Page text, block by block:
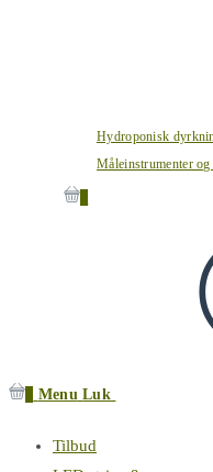
Hydroponisk
Måleinstrumenter
Menu Luk
Tilbud